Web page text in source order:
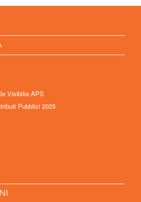
Visibilia APS
Pubblici 2025